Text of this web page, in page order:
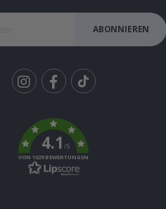
ABONNIEREN
k
4.1/5
VON 1029 BEWERTUNGEN